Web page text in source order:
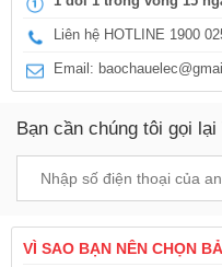
Liên hệ HOTLINE 1900
Email:
Bạn cần chúng tôi gọi
VÌ SAO BẠN NÊN CHỌN